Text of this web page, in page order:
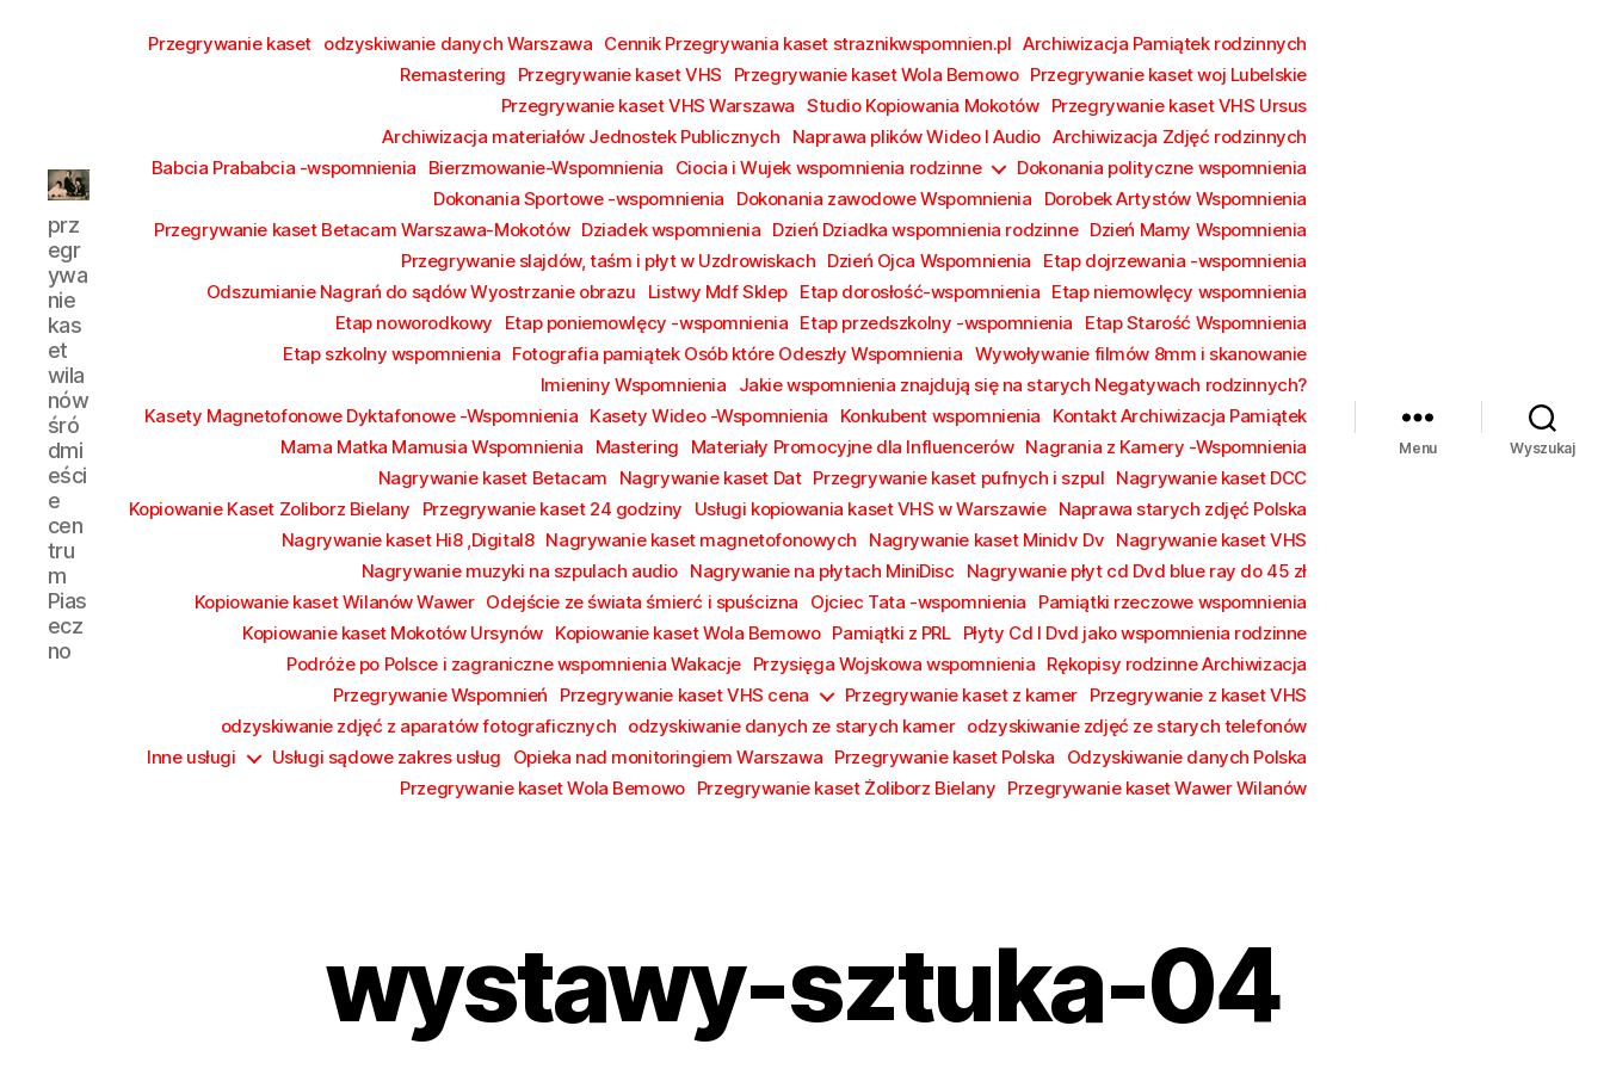
kaset
wilanów
śródmieście
piaseczno
prz
egr
ywa
nie
kas
et
wila
nów
śró
dmi
eści
e
cen
tru
m
Pias
ecz
no
Przegrywanie kaset odzyskiwanie danych Warszawa Cennik Przegrywania kaset straznikwspomnien.pl Archiwizacja Pamiątek rodzinnych
Remastering
Przegrywanie kaset VHS Przegrywanie kaset Wola Bemowo Przegrywanie kaset woj Lubelskie
Przegrywanie kaset VHS Warszawa Studio Kopiowania Mokotów Przegrywanie kaset VHS Ursus
Archiwizacja materiałów Jednostek Publicznych
Naprawa plików Wideo I Audio Archiwizacja Zdjęć rodzinnych
Babcia Prababcia -wspomnienia
Bierzmowanie-Wspomnienia Ciocia i Wujek wspomnienia rodzinne
Dokonania polityczne wspomnienia
Dokonania Sportowe -wspomnienia
Dokonania zawodowe Wspomnienia
Dorobek Artystów Wspomnienia
Przegrywanie kaset Betacam Warszawa-Mokotów Dziadek wspomnienia Dzień Dziadka wspomnienia rodzinne Dzień Mamy Wspomnienia
Przegrywanie slajdów, taśm i płyt w Uzdrowiskach Dzień Ojca Wspomnienia
Etap dojrzewania -wspomnienia
Odszumianie Nagrań do sądów Wyostrzanie obrazu
Listwy Mdf Sklep Etap dorosłość-wspomnienia Etap niemowlęcy wspomnienia
Etap noworodkowy
Etap poniemowlęcy -wspomnienia Etap przedszkolny -wspomnienia
Etap Starość Wspomnienia
Etap szkolny wspomnienia Fotografia pamiątek Osób które Odeszły Wspomnienia Wywoływanie filmów 8mm i skanowanie
Imieniny Wspomnienia
Jakie wspomnienia znajdują się na starych Negatywach rodzinnych?
Kasety Magnetofonowe Dyktafonowe -Wspomnienia Kasety Wideo -Wspomnienia Konkubent wspomnienia
Kontakt Archiwizacja Pamiątek
Mama Matka Mamusia Wspomnienia
Mastering Materiały Promocyjne dla Influencerów Nagrania z Kamery -Wspomnienia
Nagrywanie kaset Betacam
Nagrywanie kaset Dat Przegrywanie kaset pufnych i szpul Nagrywanie kaset DCC
Kopiowanie Kaset Zoliborz Bielany
Przegrywanie kaset 24 godziny Usługi kopiowania kaset VHS w Warszawie Naprawa starych zdjęć Polska
Nagrywanie kaset Hi8 ,Digital8 Nagrywanie kaset magnetofonowych Nagrywanie kaset Minidv Dv Nagrywanie kaset VHS
Nagrywanie muzyki na szpulach audio Nagrywanie na płytach MiniDisc
Nagrywanie płyt cd Dvd blue ray do 45 zł
Kopiowanie kaset Wilanów Wawer Odejście ze świata śmierć i spuścizna Ojciec Tata -wspomnienia
Pamiątki rzeczowe wspomnienia
Kopiowanie kaset Mokotów Ursynów Kopiowanie kaset Wola Bemowo Pamiątki z PRL Płyty Cd I Dvd jako wspomnienia rodzinne
Podróże po Polsce i zagraniczne wspomnienia Wakacje Przysięga Wojskowa wspomnienia Rękopisy rodzinne Archiwizacja
Przegrywanie Wspomnień
Przegrywanie kaset VHS cena Przegrywanie kaset z kamer Przegrywanie z kaset VHS
odzyskiwanie zdjęć z aparatów fotograficznych odzyskiwanie danych ze starych kamer odzyskiwanie zdjęć ze starych telefonów
Inne usługi
Usługi sądowe zakres usług Opieka nad monitoringiem Warszawa Przegrywanie kaset Polska
Odzyskiwanie danych Polska
Przegrywanie kaset Wola Bemowo Przegrywanie kaset Żoliborz Bielany Przegrywanie kaset Wawer Wilanów
Menu Wyszukaj
wystawy-sztuka-04